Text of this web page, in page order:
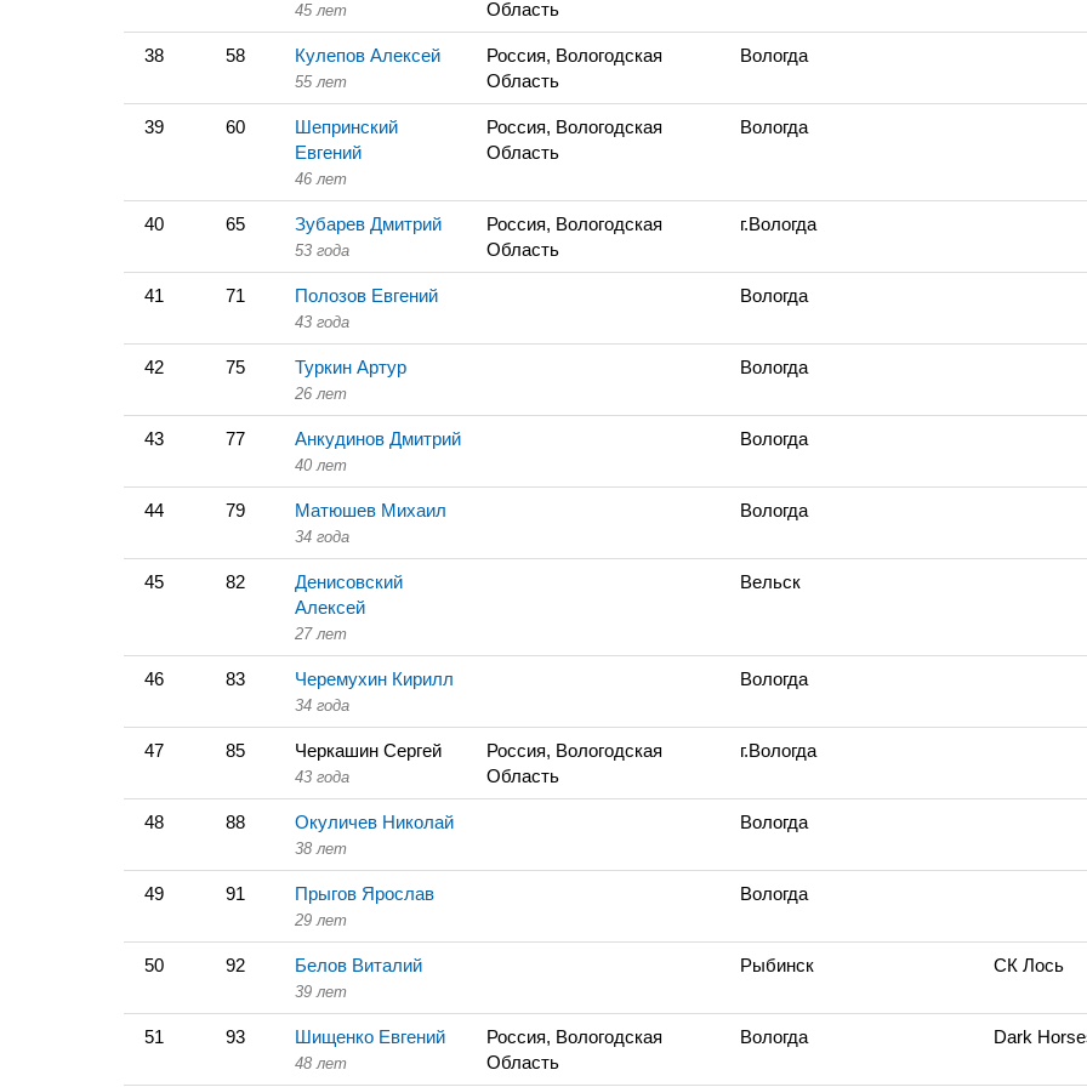
45 лет Область
38 58 Кулепов Алексей
55 лет
Россия, Вологодская
Область
Вологда
39 60
Шепринский
Евгений
46 лет
Россия, Вологодская
Область
Вологда
40 65 Зубарев Дмитрий
53 года
Россия, Вологодская
Область
г.Вологда
41 71 Полозов Евгений
43 года
Вологда
42 75 Туркин Артур
26 лет
Вологда
43 77 Анкудинов Дмитрий
40 лет
Вологда
44 79 Матюшев Михаил
34 года
Вологда
45 82
Денисовский
Алексей
27 лет
Вельск
46 83 Черемухин Кирилл
34 года
Вологда
47 85 Черкашин Сергей
43 года
Россия, Вологодская
Область
г.Вологда
48 88 Окуличев Николай
38 лет
Вологда
49 91 Прыгов Ярослав
29 лет
Вологда
50 92 Белов Виталий
39 лет
Рыбинск СК Лось
51 93 Шищенко Евгений
48 лет
Россия, Вологодская
Область
Вологда Dark